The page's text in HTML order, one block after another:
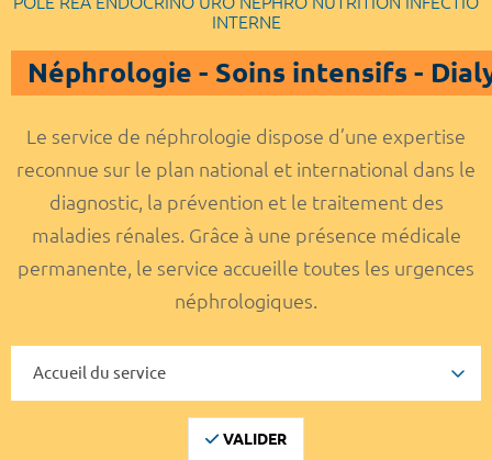
INTERNE
Néphrologie - Soins intensifs -
Le service de néphrologie dispose d’une expertise
reconnue sur le plan national et international dans le
diagnostic, la prévention et le traitement des
maladies rénales. Grâce à une présence médicale
permanente, le service accueille toutes les urgences
néphrologiques.
VALIDER